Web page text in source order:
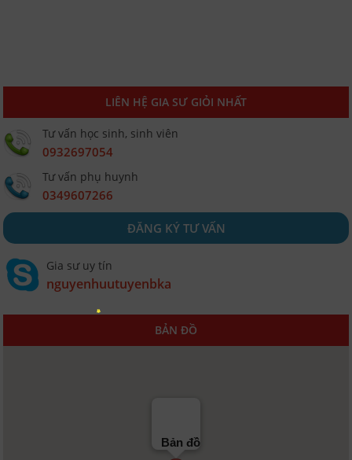
LIÊN HỆ GIA SƯ GIỎI NHẤT
Tư vấn học sinh, sinh viên
0932697054
Tư vấn phụ huynh
0349607266
ĐĂNG KÝ TƯ VẤN
Gia sư uy tín
nguyenhuutuyenbka
BẢN ĐỒ
Bản đồ